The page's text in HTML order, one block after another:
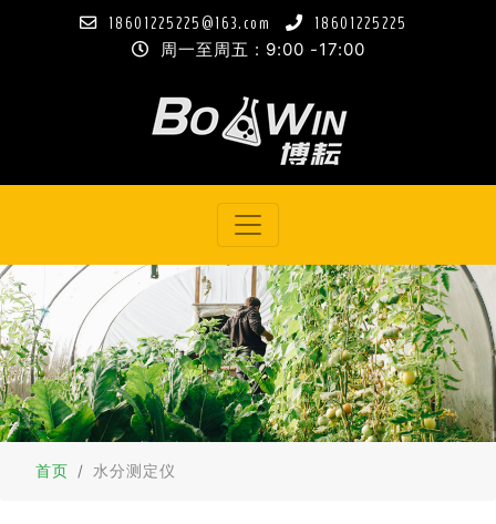
18601225225@163.com 18601225225
周一至周五 : 9:00 -17:00
首页 水分测定仪